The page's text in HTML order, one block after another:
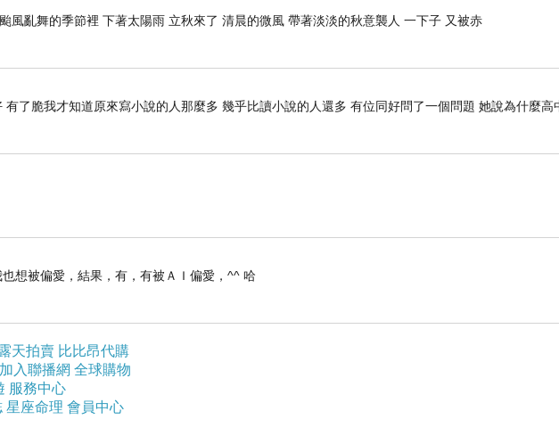
亂舞的季節裡 下著太陽雨 立秋來了 清晨的微風 帶著淡淡的秋意襲人 一下子 又被赤
有了脆我才知道原來寫小說的人那麼多 幾乎比讀小說的人還多 有位同好問了一個問題 她說為什麼高
想被偏愛，結果，有，有被ＡＩ偏愛，^^ 哈
天拍賣 比比昂代購
加入聯播網 全球購物
服務中心
星座命理 會員中心